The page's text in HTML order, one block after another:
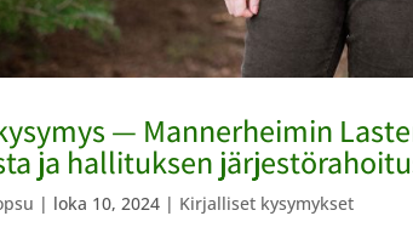
— Mannerheimin
ja hallituksen
| loka 10, 2024 | Kirjalliset kysymykset